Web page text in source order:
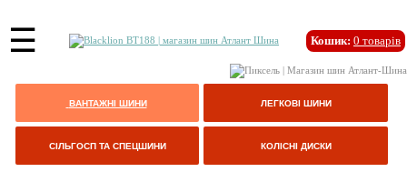
☰ Кошик: 0 товарів
ВАНТАЖНІ ШИНИ ЛЕГКОВІ ШИНИ
СІЛЬГОСП ТА СПЕЦШИНИ КОЛІСНІ ДИСКИ